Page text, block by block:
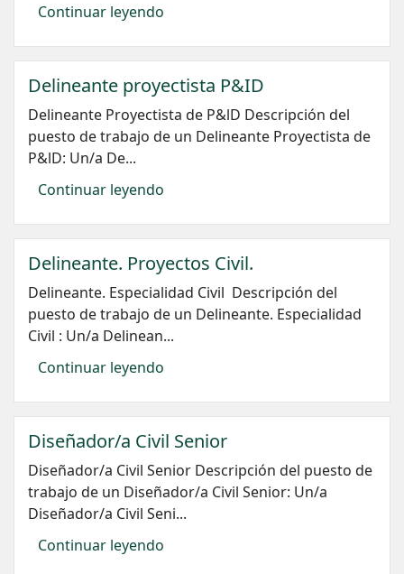
Continuar leyendo
Delineante proyectista P&ID
Delineante Proyectista de P&lD Descripción del
puesto de trabajo de un Delineante Proyectista de
P&lD: Un/a De...
Continuar leyendo
Delineante. Proyectos Civil.
Delineante. Especialidad Civil Descripción del
puesto de trabajo de un Delineante. Especialidad
Civil : Un/a Delinean...
Continuar leyendo
Diseñador/a Civil Senior
Diseñador/a Civil Senior Descripción del puesto de
trabajo de un Diseñador/a Civil Senior: Un/a
Diseñador/a Civil Seni...
Continuar leyendo